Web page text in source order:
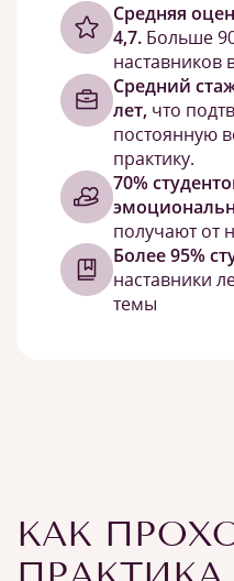
Cредняя
4,7. Больше
наставников
Средний
лет, что
постоянную
практику.
70%
получают от
Более 95%
наставники
темы
КАК